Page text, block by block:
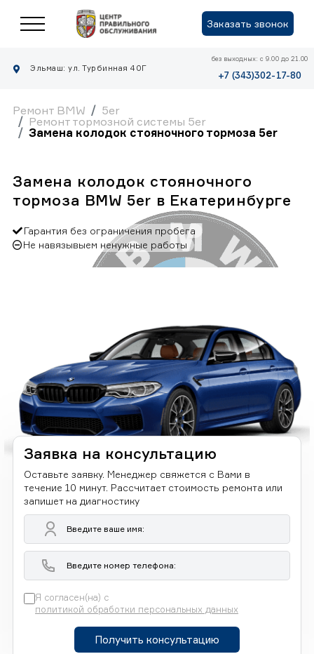
Заказать звонок
Эльмаш: ул. Турбинная 40Г
без выходных: с 9.00 до 21.00
+7 (343)302-17-80
Ремонт BMW
5er
Ремонт тормозной системы 5er
Замена колодок стояночного тормоза 5er
Замена колодок стояночного
тормоза BMW 5er в Екатеринбурге
Гарантия без ограничения пробега
Не навязывыем ненужные работы
Заявка на консультацию
Оставьте заявку. Менеджер свяжется с Вами в
течение 10 минут. Рассчитает стоимость ремонта или
запишет на диагностику
Я согласен(на) с
политикой обработки персональных данных
Получить консультацию